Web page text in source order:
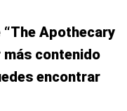
Apothecary
más contenido
encontrar